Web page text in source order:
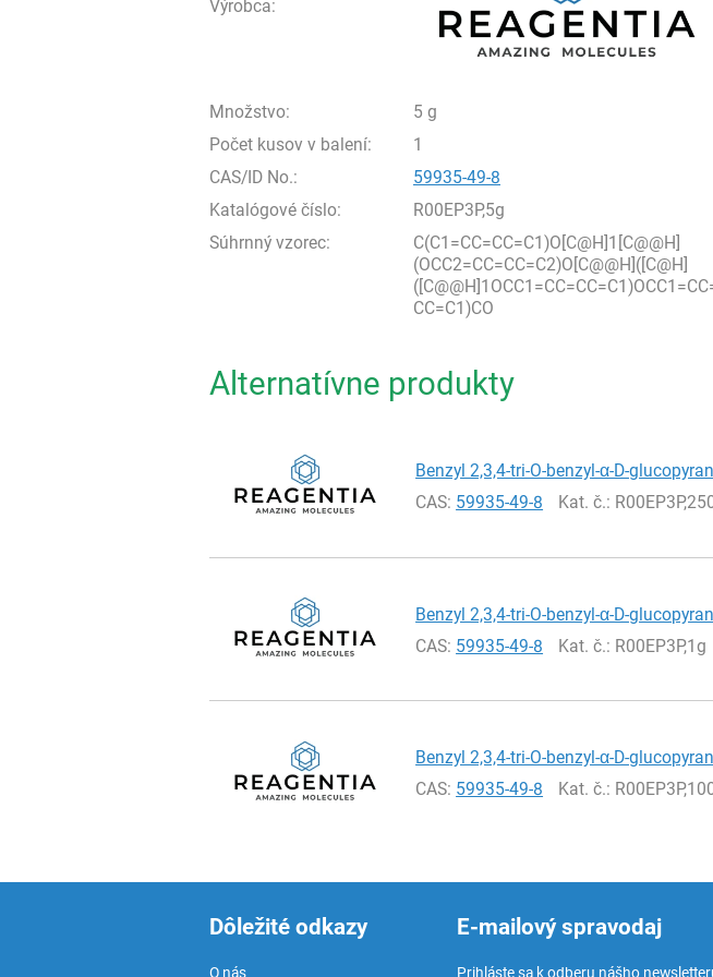
Výrobca:
Množstvo:
5 g
Počet kusov v balení:
1
CAS/ID No.:
59935-49-8
Katalógové číslo:
R00EP3P,5g
Súhrnný vzorec:
C(C1=CC=CC=C1)O[C@H]1[C@@H]
(OCC2=CC=CC=C2)O[C@@H]([C@H]
CC=C1)CO
Alternatívne produkty
Benzyl 2,3,4-tri-O-benzyl-α-D-
CAS: 59935-49-8 Kat. č.:
Benzyl 2,3,4-tri-O-benzyl-α-D-
CAS: 59935-49-8 Kat. č.: R00EP3P,1g
Benzyl 2,3,4-tri-O-benzyl-α-D-
CAS: 59935-49-8 Kat. č.:
Dôležité odkazy
O nás
E-mailový spravodaj
Prihláste sa k odberu nášho